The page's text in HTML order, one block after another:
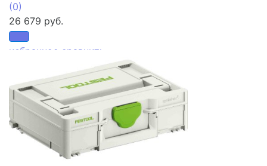
избранное сравнить
(0)
26 679 руб.